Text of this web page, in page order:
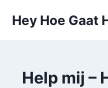
Hey Hoe Gaat
Help mij –